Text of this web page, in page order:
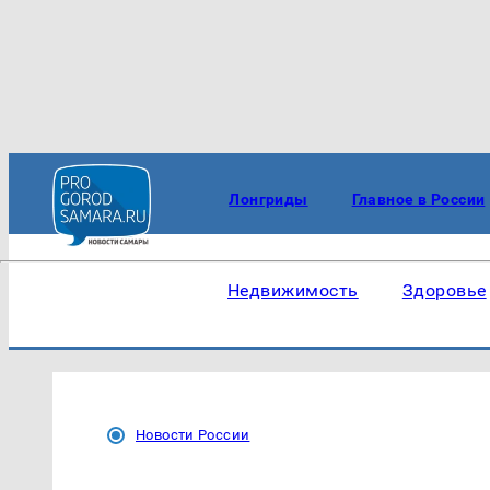
Лонгриды Главное в России
Недвижимость Здоровье
Новости России